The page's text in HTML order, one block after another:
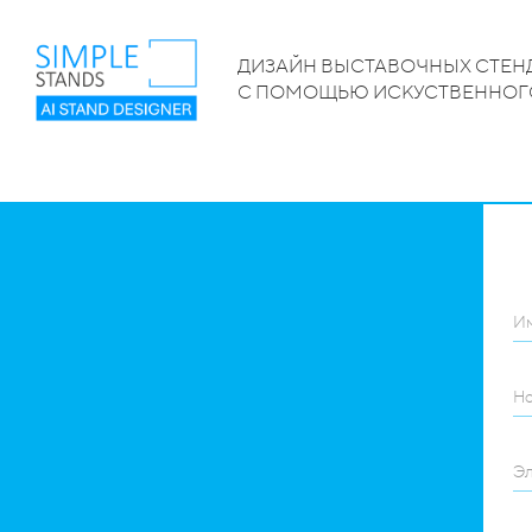
ДИЗАЙН ВЫСТАВОЧНЫХ
С ПОМОЩЬЮ